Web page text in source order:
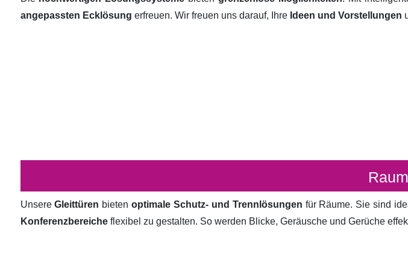
angepassten Ecklösung erfreuen. Wir freuen uns darauf, Ihre Ideen und Vorstellungen
UnsereGleittüren bietenoptimale Schutz- und Trennlösungen für Räume. Sie sind
Konferenzbereiche flexibel zu gestalten. So werden Blicke, Geräusche und Gerüche